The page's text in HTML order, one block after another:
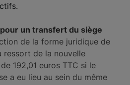
un transfert du siège
de la forme juridique de
ressort de la nouvelle
192,01 euros TTC si le
a eu lieu au sein du même